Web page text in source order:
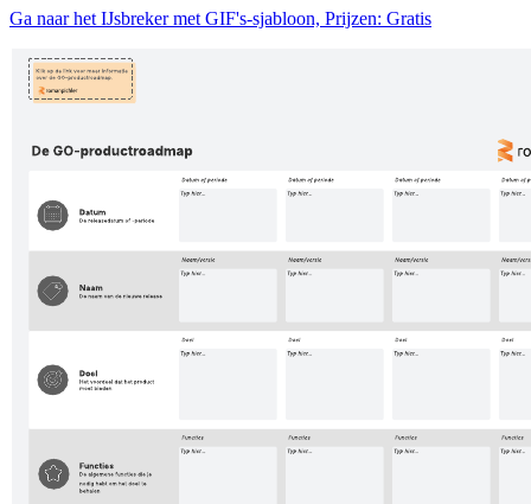
Ga naar het IJsbreker met GIF's-sjabloon, Prijzen: Gratis